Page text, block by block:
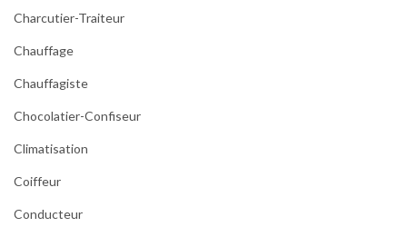
Charcutier-Traiteur
Chauffage
Chauffagiste
Chocolatier-Confiseur
Climatisation
Coiffeur
Conducteur